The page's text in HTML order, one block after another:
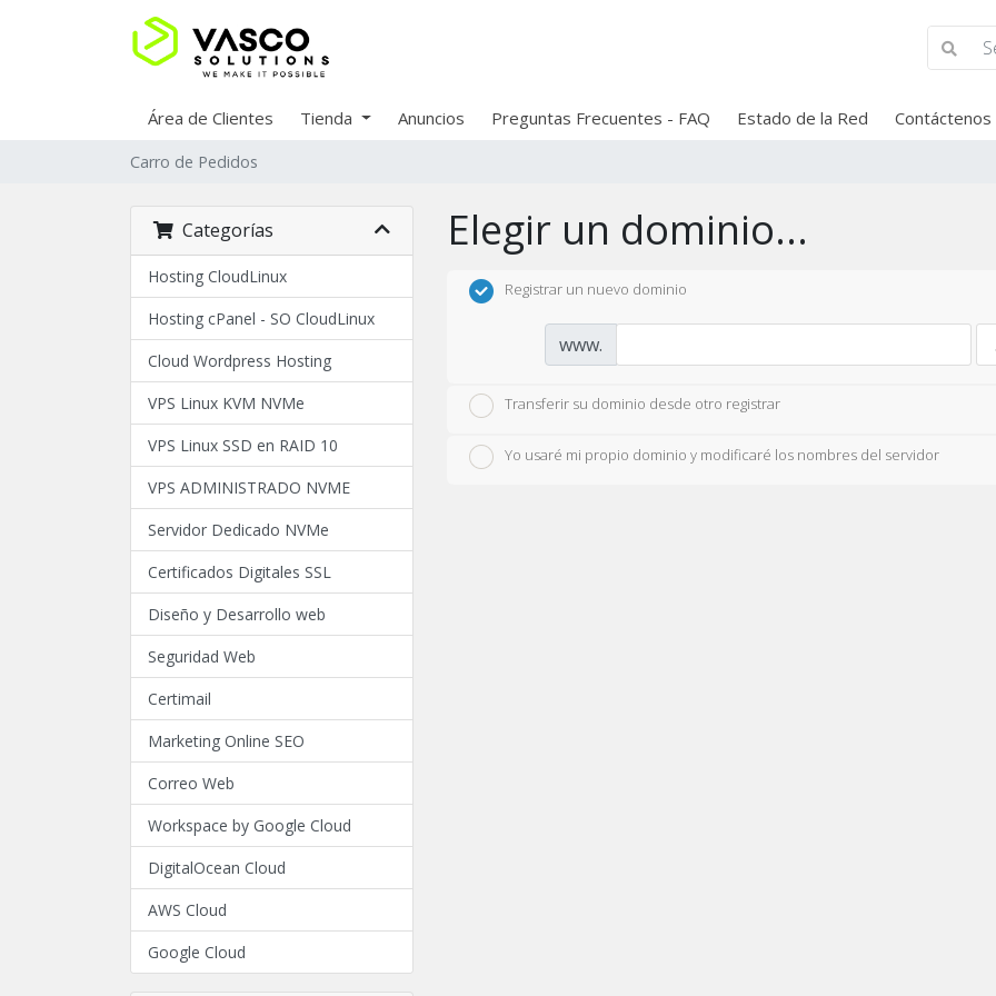
Área de Clientes Tienda Anuncios Preguntas Frecuentes - FAQ Estado de la Red Contáctenos
Carro de Pedidos
Categorías
Hosting CloudLinux
Hosting cPanel - SO CloudLinux
Cloud Wordpress Hosting
VPS Linux KVM NVMe
VPS Linux SSD en RAID 10
VPS ADMINISTRADO NVME
Servidor Dedicado NVMe
Certificados Digitales SSL
Diseño y Desarrollo web
Seguridad Web
Certimail
Marketing Online SEO
Correo Web
Workspace by Google Cloud
DigitalOcean Cloud
AWS Cloud
Google Cloud
Elegir un dominio...
Registrar un nuevo dominio
www.
Transferir su dominio desde otro registrar
Yo usaré mi propio dominio y modificaré los nombres del servidor